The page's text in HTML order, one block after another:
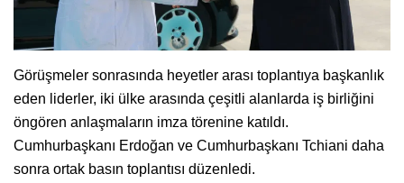
Görüşmeler sonrasında heyetler arası toplantıya başkanlık
eden liderler, iki ülke arasında çeşitli alanlarda iş birliğini
öngören anlaşmaların imza törenine katıldı.
Cumhurbaşkanı Erdoğan ve Cumhurbaşkanı Tchiani daha
sonra ortak basın toplantısı düzenledi.